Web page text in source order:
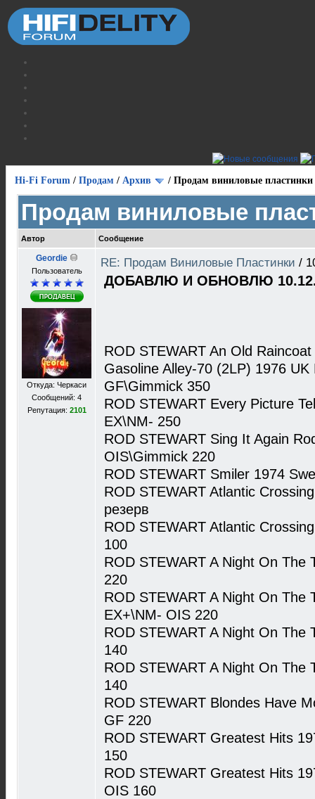
Hi-Fi Forum / Продам / Архив / Продам виниловые пластинки
Продам виниловые
Автор Сообщение
Geordie
Пользователь
Откуда: Черкаси
Сообщений: 4
Репутация: 2101
RE: Продам Виниловые Пластинки /
ДОБАВЛЮ И ОБНОВЛЮ
ROD STEWART An Old
Gasoline Alley-70 (2LP) 1976
GF\Gimmick 350
ROD STEWART Every Picture
EX\NM- 250
ROD STEWART Sing It Again
OIS\Gimmick 220
ROD STEWART Smiler 1974
ROD STEWART Atlantic
резерв
ROD STEWART Atlantic
100
ROD STEWART A Night On The
220
ROD STEWART A Night On The
EX+\NM- OIS 220
ROD STEWART A Night On The
140
ROD STEWART A Night On The
140
ROD STEWART Blondes Have
GF 220
ROD STEWART Greatest Hits
150
ROD STEWART Greatest Hits
OIS 160